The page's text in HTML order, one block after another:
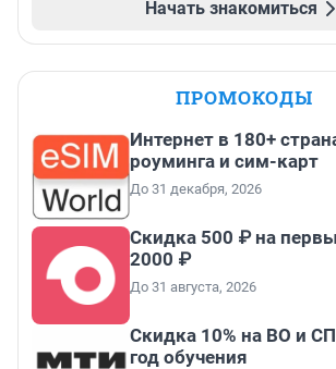
Начать знакомиться
ПРОМОКОДЫ
Интернет в 180+
роуминга и сим-карт
До 31 декабря, 2026
Скидка 500 ₽ на
2000 ₽
До 31 августа, 2026
Скидка 10% на ВО и
год обучения